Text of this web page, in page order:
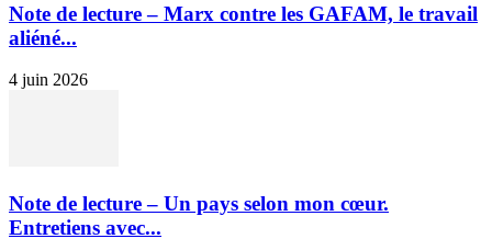
Note de lecture – Marx contre les GAFAM, le travail
aliéné...
4 juin 2026
Note de lecture – Un pays selon mon cœur.
Entretiens avec...